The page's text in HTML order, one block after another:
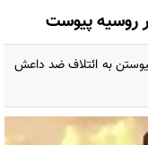
روسیه پیوست
به ائتلاف ضد داعش